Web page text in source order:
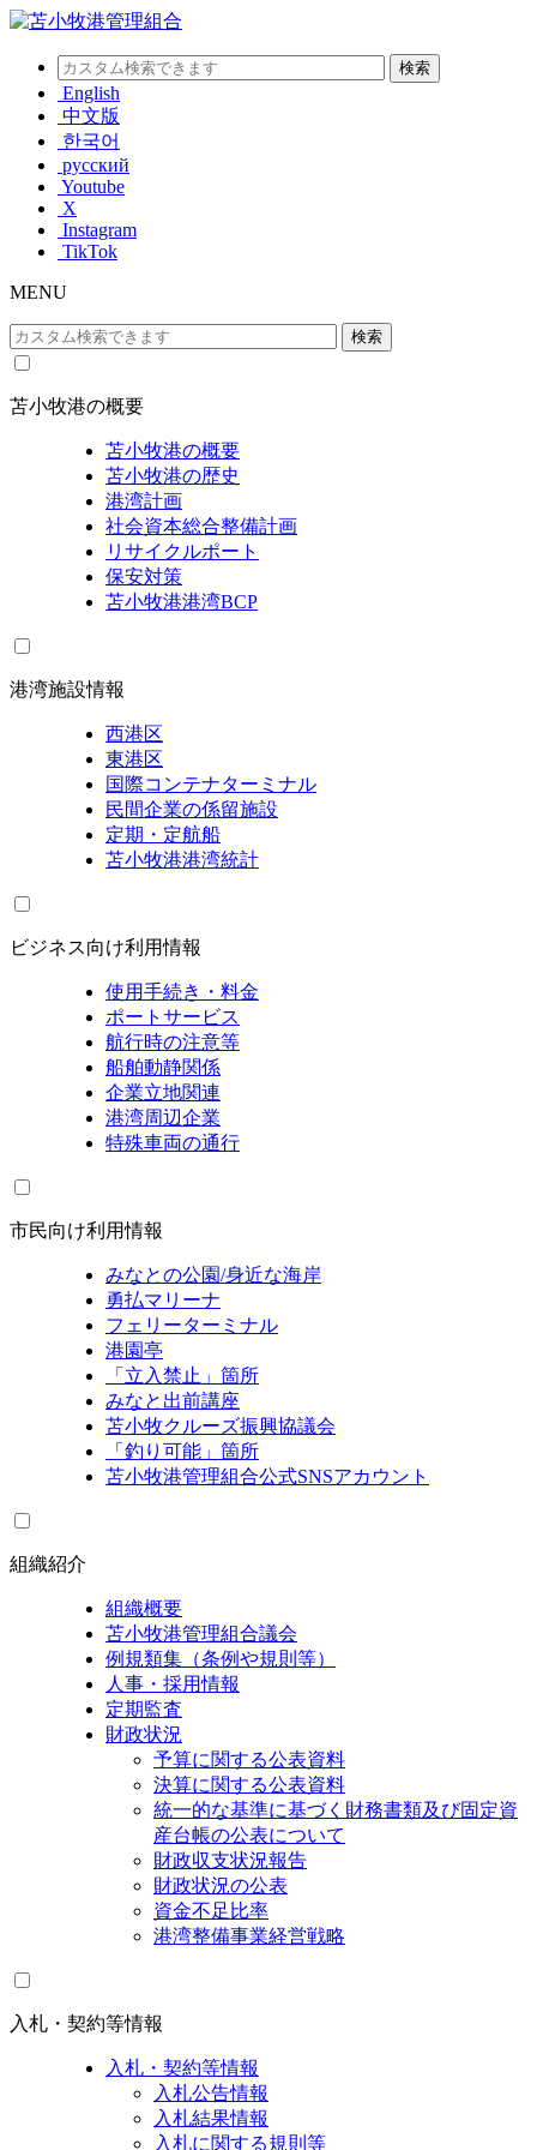
English
中文版
한국어
русский
Youtube
X
Instagram
TikTok
MENU
苫小牧港の概要
苫小牧港の概要
苫小牧港の歴史
港湾計画
社会資本総合整備計画
リサイクルポート
保安対策
苫小牧港港湾BCP
港湾施設情報
西港区
東港区
国際コンテナターミナル
民間企業の係留施設
定期・定航船
苫小牧港港湾統計
ビジネス向け利用情報
使用手続き・料金
ポートサービス
航行時の注意等
船舶動静関係
企業立地関連
港湾周辺企業
特殊車両の通行
市民向け利用情報
みなとの公園/身近な海岸
勇払マリーナ
フェリーターミナル
港園亭
「立入禁止」箇所
みなと出前講座
苫小牧クルーズ振興協議会
「釣り可能」箇所
苫小牧港管理組合公式SNSアカウント
組織紹介
組織概要
苫小牧港管理組合議会
例規類集（条例や規則等）
人事・採用情報
定期監査
財政状況
予算に関する公表資料
決算に関する公表資料
統一的な基準に基づく財務書類及び固定資
産台帳の公表について
財政収支状況報告
財政状況の公表
資金不足比率
港湾整備事業経営戦略
入札・契約等情報
入札・契約等情報
入札公告情報
入札結果情報
入札に関する規則等